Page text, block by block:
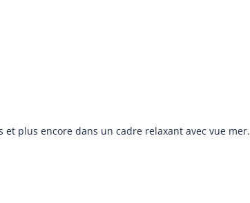
plus encore dans un cadre relaxant avec vue mer.